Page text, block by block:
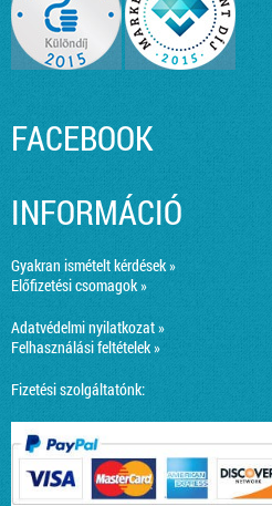
FACEBOOK
INFORMÁCIÓ
Gyakran ismételt kérdések »
Előfizetési csomagok »
Adatvédelmi nyilatkozat »
Felhasználási feltételek »
Fizetési szolgáltatónk: